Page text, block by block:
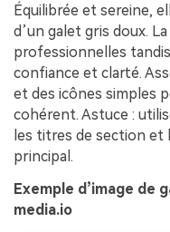
Équilibrée et sereine,
d’un galet gris doux.
professionnelles
confiance et clarté.
et des icônes simples
cohérent. Astuce :
les titres de section
principal.
Exemple d’image de
media.io